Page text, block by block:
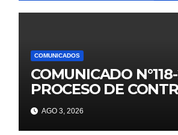
COMUNICADOS
COMUNICADO
PROCESO DE
AUXILIARES DE
2026
AGO 3, 2026